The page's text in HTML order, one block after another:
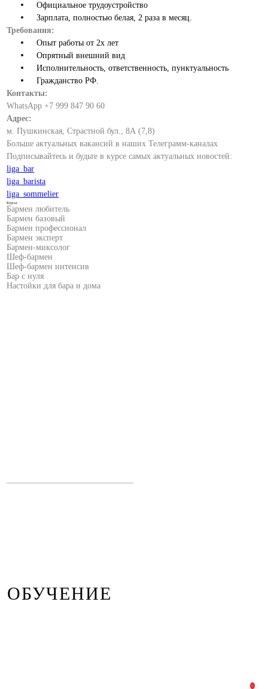
Официальное трудоустройство
Зарплата, полностью белая, 2 раза в месяц.
Требования:
Опыт работы от 2х лет
Опрятный внешний вид
Исполнительность, ответственность, пунктуальность
Гражданство РФ.
Контакты:
WhatsApp +7 999 847 90 60
Адрес:
м. Пушкинская, Страстной бул., 8А (7,8)
Больше актуальных вакансий в наших Телеграмм-каналах
Подписывайтесь и будьте в курсе самых актуальных новостей:
liga_bar
liga_barista
liga_sommelier
Курсы:
Бармен любитель
Бармен базовый
Бармен профессионал
Бармен эксперт
Бармен-миксолог
Шеф-бармен
Шеф-бармен интенсив
Бар с нуля
Настойки для бара и дома
ОБУЧЕНИЕ